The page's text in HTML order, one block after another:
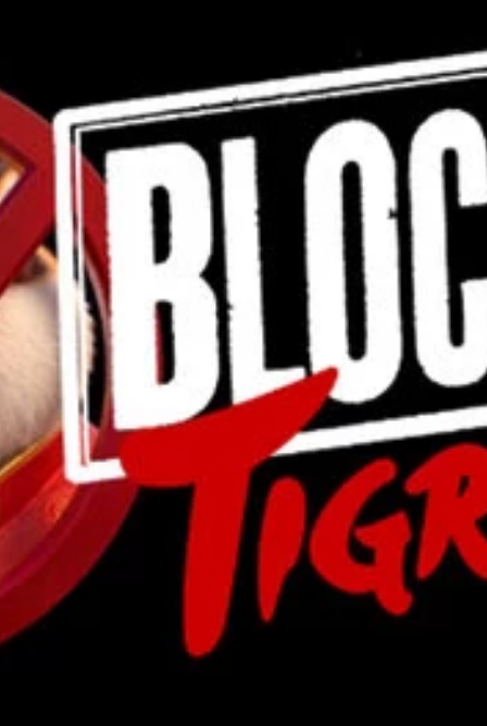
Atlas Siqueira
26 de jun.
2 min de leitura
TECH
Inteligência artificial no Brasil: entre
tecnológica e soberania
O Brasil amplia o uso da IA, mas ainda depende de chips, nuvens e
modelos estrangeiros. Entenda o que falta para conquistar